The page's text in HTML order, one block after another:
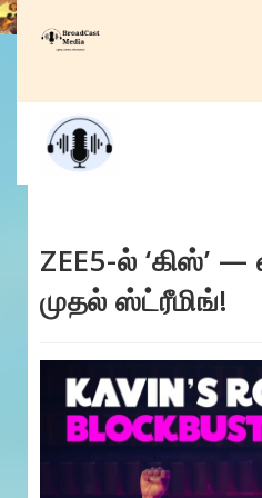
Skip
to
ZEE5-ல் ‘கிஸ்’
முதல் ஸ்ட்ரீமிங்!